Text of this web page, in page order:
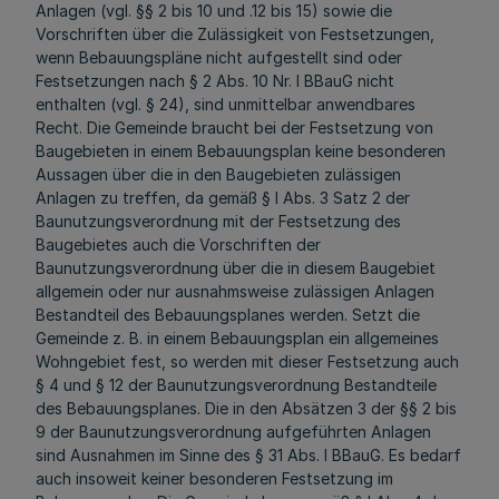
Anlagen (vgl. §§ 2 bis 10 und .12 bis 15) sowie die
Vorschriften über die Zulässigkeit von Festsetzungen,
wenn Bebauungspläne nicht aufgestellt sind oder
Festsetzungen nach § 2 Abs. 10 Nr. l BBauG nicht
enthalten (vgl. § 24), sind unmittelbar anwendbares
Recht. Die Gemeinde braucht bei der Festsetzung von
Baugebieten in einem Bebauungsplan keine besonderen
Aussagen über die in den Baugebieten zulässigen
Anlagen zu treffen, da gemäß § l Abs. 3 Satz 2 der
Baunutzungsverordnung mit der Festsetzung des
Baugebietes auch die Vorschriften der
Baunutzungsverordnung über die in diesem Baugebiet
allgemein oder nur ausnahmsweise zulässigen Anlagen
Bestandteil des Bebauungsplanes werden. Setzt die
Gemeinde z. B. in einem Bebauungsplan ein allgemeines
Wohngebiet fest, so werden mit dieser Festsetzung auch
§ 4 und § 12 der Baunutzungsverordnung Bestandteile
des Bebauungsplanes. Die in den Absätzen 3 der §§ 2 bis
9 der Baunutzungsverordnung aufgeführten Anlagen
sind Ausnahmen im Sinne des § 31 Abs. l BBauG. Es bedarf
auch insoweit keiner besonderen Festsetzung im